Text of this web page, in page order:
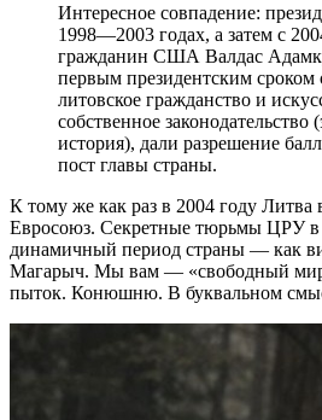
Интересное совпадение:
1998—2003 годах, а затем с
гражданин США Валдас
первым президентским сроком
литовское гражданство и
собственное законодательство
история), дали разрешение
пост главы страны.
К тому же как раз в 2004 году
Евросоюз. Секретные тюрьмы ЦРУ в
динамичный период страны — как
Магарыч. Мы вам — «свободный
пыток. Конюшню. В буквальном